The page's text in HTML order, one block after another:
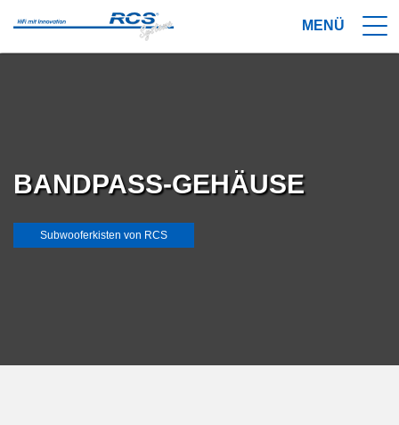
BANDPASS-GEHÄUSE
Subwooferkisten von RCS